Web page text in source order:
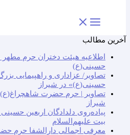
آخرین مطالب
اطلاعیه هیئت دختران حرم مطهر
حسینی(ع)
تصاویر/ عزاداری و راهپیمایی
حسینی(ع)» در شیراز
تصاویر | حرم حضرت شاهچراغ(ع)،
شیراز
پیاده‌روی دلدادگان اربعین
بیت علیهم‌السلام
معرفی اجمالی دارالشفا حرم